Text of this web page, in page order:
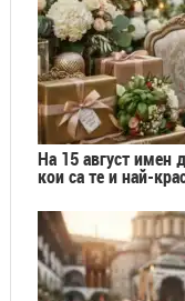
На 15 август имен
кои са те и най-